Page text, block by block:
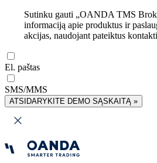
Sutinku gauti „OANDA TMS
informaciją apie produktus ir
akcijas, naudojant pateiktus
El. paštas
SMS/MMS
ATSIDARYKITE DEMO SĄSKAITĄ »